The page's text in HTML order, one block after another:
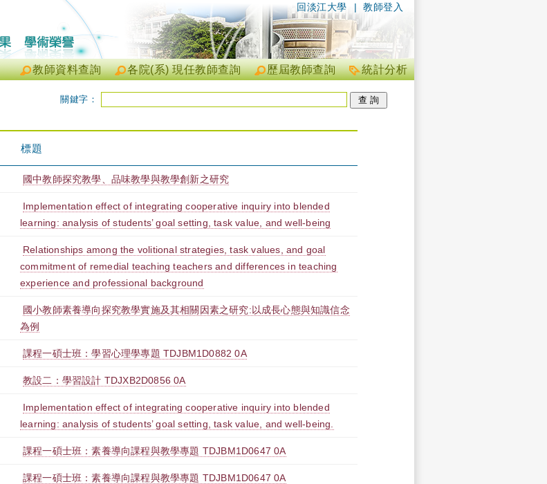
| 教師登入
回淡江大學
統計分析
歷屆教師查詢
各院(系) 現任教師查詢
教師資料查詢
關鍵字：
標題
國中教師探究教學、品味教學與教學創新之研究
Implementation effect of integrating cooperative inquiry into blended
learning: analysis of students’ goal setting, task value, and well-being
Relationships among the volitional strategies, task values, and goal
commitment of remedial teaching teachers and differences in teaching
experience and professional background
國小教師素養導向探究教學實施及其相關因素之研究:以成長心態與知識信念
為例
課程一碩士班：學習心理學專題 TDJBM1D0882 0A
教設二：學習設計 TDJXB2D0856 0A
Implementation effect of integrating cooperative inquiry into blended
learning: analysis of students’ goal setting, task value, and well-being.
課程一碩士班：素養導向課程與教學專題 TDJBM1D0647 0A
課程一碩士班：素養導向課程與教學專題 TDJBM1D0647 0A